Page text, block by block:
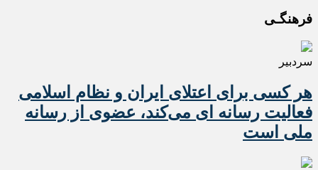
فرهنگـی
سردبیر
هر کسی برای اعتلای ایران و نظام اسلامی
فعالیت رسانه ای می‌کند، عضوی از رسانه
ملی است